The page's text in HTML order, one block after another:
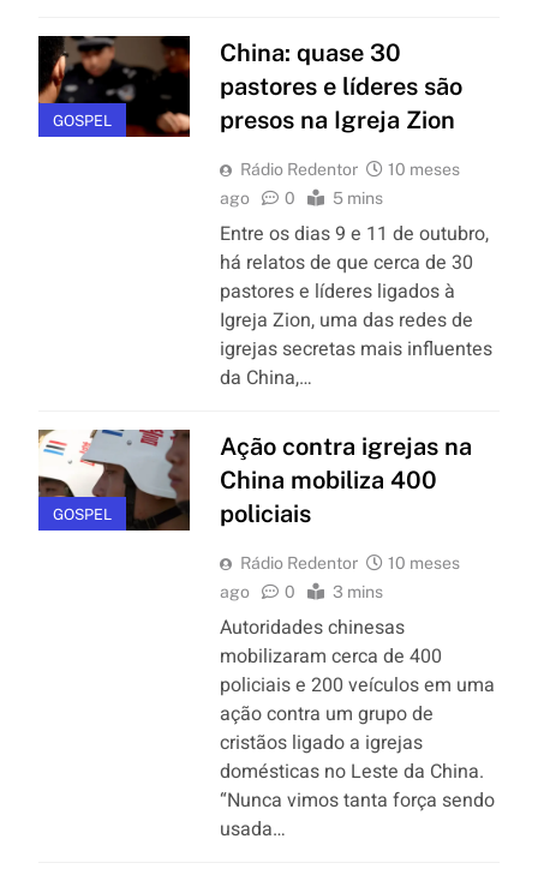
GOSPEL
China: quase 30
pastores e líderes são
presos na Igreja Zion
Rádio Redentor
10 meses
ago
0 5 mins
Entre os dias 9 e 11 de outubro,
há relatos de que cerca de 30
pastores e líderes ligados à
Igreja Zion, uma das redes de
igrejas secretas mais influentes
da China,…
GOSPEL
Ação contra igrejas na
China mobiliza 400
policiais
Rádio Redentor
10 meses
ago
0 3 mins
Autoridades chinesas
mobilizaram cerca de 400
policiais e 200 veículos em uma
ação contra um grupo de
cristãos ligado a igrejas
domésticas no Leste da China.
“Nunca vimos tanta força sendo
usada…